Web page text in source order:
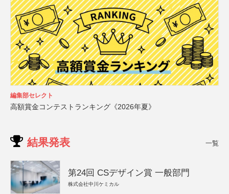
編集部セレクト
高額賞金コンテストランキング《2026年夏》
結果発表 一覧
第24回 CSデザイン賞 一般部門
株式会社中川ケミカル